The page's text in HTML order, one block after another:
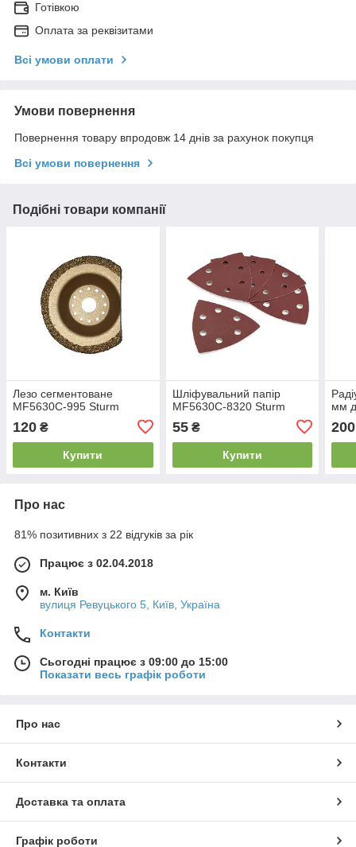
Готівкою
Оплата за реквізитами
Всі умови оплати
Умови повернення
Повернення товару впродовж 14 днів за рахунок покупця
Всі умови повернення
Подібні товари компанії
Лезо сегментоване
MF5630C-995 Sturm
120 ₴
Купити
Шліфувальний папір
MF5630C-8320 Sturm
55₴
Купити
мм
200
Про нас
81% позитивних з 22 відгуків за рік
Працює з 02.04.2018
м. Київ
вулиця Ревуцького 5, Київ, Україна
Контакти
Сьогодні працює з 09:00 до 15:00
Показати весь графік роботи
Про нас
Контакти
Доставка та оплата
Графік роботи